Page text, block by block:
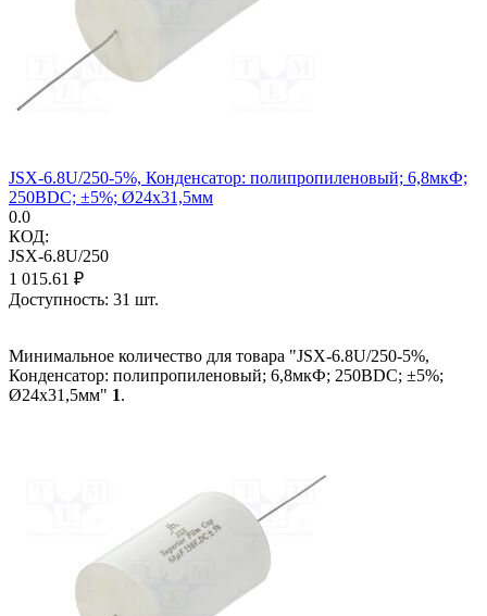
JSX-6.8U/250-5%, Конденсатор: полипропиленовый; 6,8мкФ;
250ВDC; ±5%; Ø24x31,5мм
0.0
КОД:
JSX-6.8U/250
1 015.61 ₽
Доступность: 31 шт.
Минимальное количество для товара "JSX-6.8U/250-5%,
Конденсатор: полипропиленовый; 6,8мкФ; 250ВDC; ±5%;
Ø24x31,5мм" 1.